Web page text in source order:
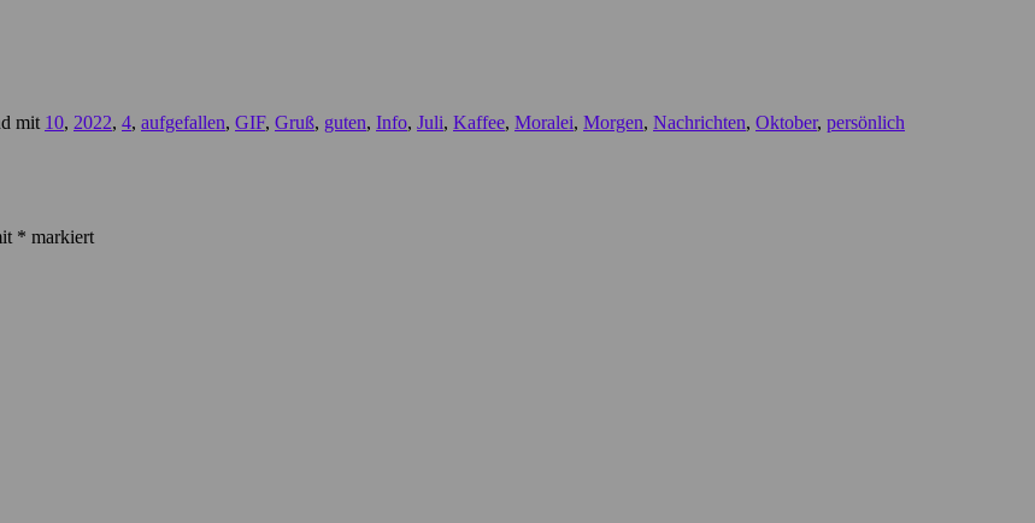
mit 10, 2022, 4, aufgefallen, GIF, Gruß, guten, Info, Juli, Kaffee, Moralei, Morgen, Nachrichten, Oktober, persönlich
* markiert